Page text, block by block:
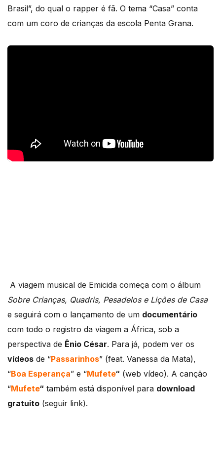
Brasil”, do qual o rapper é fã. O tema “Casa” conta
com um coro de crianças da escola Penta Grana.
A viagem musical de Emicida começa com o álbum
Sobre Crianças, Quadris, Pesadelos e Lições de Casa
e seguirá com o lançamento de um documentário
com todo o registro da viagem a África, sob a
perspectiva de Ênio César. Para já, podem ver os
vídeos de “Passarinhos” (feat. Vanessa da Mata),
“Boa Esperança” e “Mufete“ (web vídeo). A canção
“Mufete“ também está disponível para download
gratuito (seguir link).